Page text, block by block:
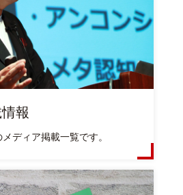
報
ディア掲載一覧です。